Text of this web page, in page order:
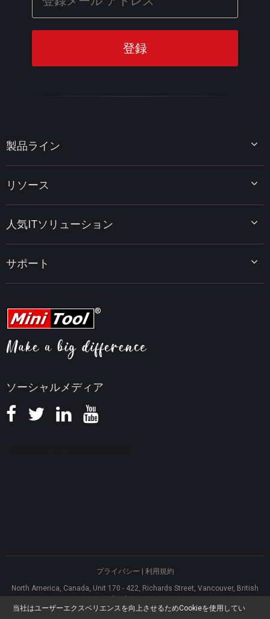
当社はユーザーエクスペリエンスを向上させるためCookieを使用してい
ソーシャルメディア
製品ライン
MiniTool Power Data Recovery
MiniTool PDF Editor
MiniTool MovieMaker
MiniTool uTube Downloader
リソース
データ復元ヒント
PDF編集ヒント
動画編集ヒント
ビデオ変換ヒント
画面録画ヒント
知識ベース
人気ITソリューション
MiniTool ニュースセンター
サポート
ヘルプ
プライバシー
利用規約
North America, Canada, Unit 170 - 422, Richards Street, Vancouver, British
Asia, Hong Kong, Suite 820,8/F., Ocean Centre, Harbour City, 5 Canton Road,